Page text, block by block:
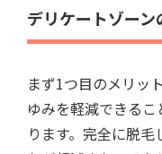
デリケートゾー
まず1つ目のメリッ
ゆみを軽減できる
ります。完全に脱